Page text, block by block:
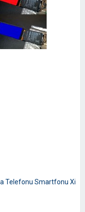
Telefonu Smartfonu